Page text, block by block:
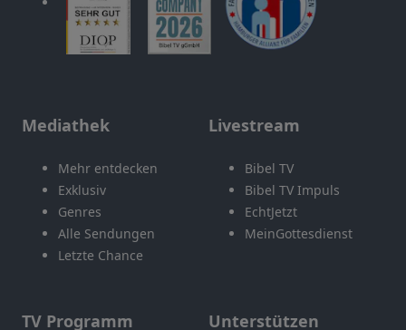
Mediathek
Mehr entdecken
Exklusiv
Genres
Alle Sendungen
Letzte Chance
Livestream
Bibel TV
Bibel TV Impuls
EchtJetzt
MeinGottesdienst
TV Programm Unterstützen